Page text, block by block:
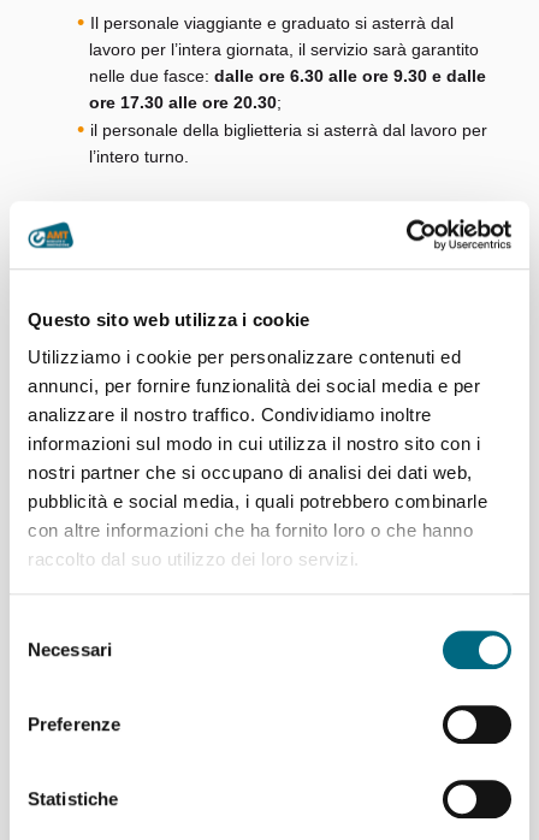
Questo sito web utilizza i cookie
Utilizziamo i cookie per personalizzare contenuti ed
annunci, per fornire funzionalità dei social media e per
analizzare il nostro traffico. Condividiamo inoltre
informazioni sul modo in cui utilizza il nostro sito con i
nostri partner che si occupano di analisi dei dati web,
pubblicità e social media, i quali potrebbero combinarle
con altre informazioni che ha fornito loro o che hanno
raccolto dal suo utilizzo dei loro servizi.
delNecessari
Preferenze
Statistiche
Il personale viaggiante e graduato si asterrà dal
lavoro per l’intera giornata, il servizio sarà garantito
nelle due fasce: dalle ore 6.30 alle ore 9.30 e dalle
ore 17.30 alle ore 20.30;
il personale della biglietteria si asterrà dal lavoro per
l’intero turno.
SCIOPERO DI 4 ORE UGL
Il personale viaggiante urbano si asterrà dal lavoro
dalle ore 11.30 alle ore 15.30;
il restante personale urbano (comprese biglietterie e
servizio clienti) si asterrà dal lavoro nelle ultime 4 ore
del turno; il servizio delle biglietterie è pertanto
garantitofino alle ore 12.15 .
Servizio di trasporto provinciale
Il personale viaggiante provinciale si asterrà dal
Il personale viaggiante e graduato si asterrà dal
12.15